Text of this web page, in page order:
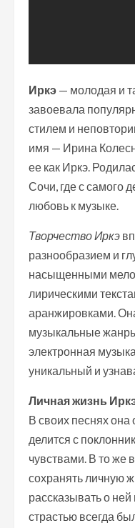
Иркэ — молодая и
завоевала
стилем и
имя — Ирина
ее как Иркэ.
Сочи, где с самого
любовь к музыке.
Творчество Иркэ
разнообразием и
насыщенными
лирическими
аранжировками.
музыкальные
электронная
уникальный и
Личная жизнь
В своих песнях
делится с
чувствами. В то же
сохранять личную
рассказывать о
страстью всегда